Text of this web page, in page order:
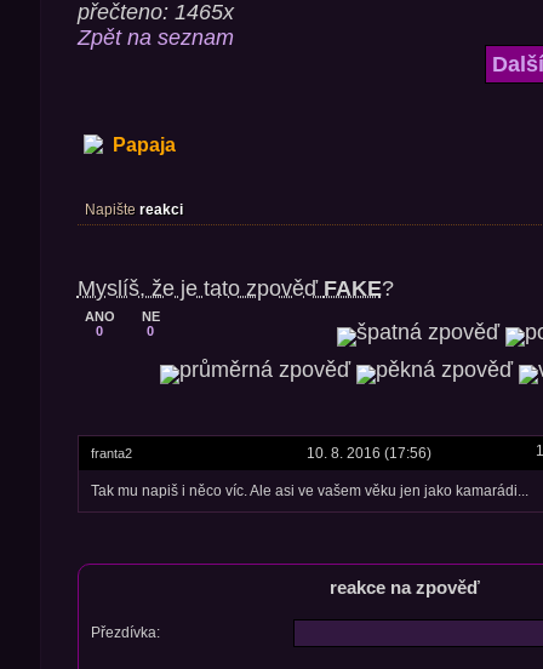
přečteno: 1465x
Zpět na seznam
Papaja
Napište reakci
Myslíš, že je tato zpověď FAKE?
ANO
0
NE
0
franta2 10. 8. 2016 (17:56)
Tak mu napiš i něco víc. Ale asi ve vašem věku jen jako kamarádi...
reakce na zpověď
Přezdívka: